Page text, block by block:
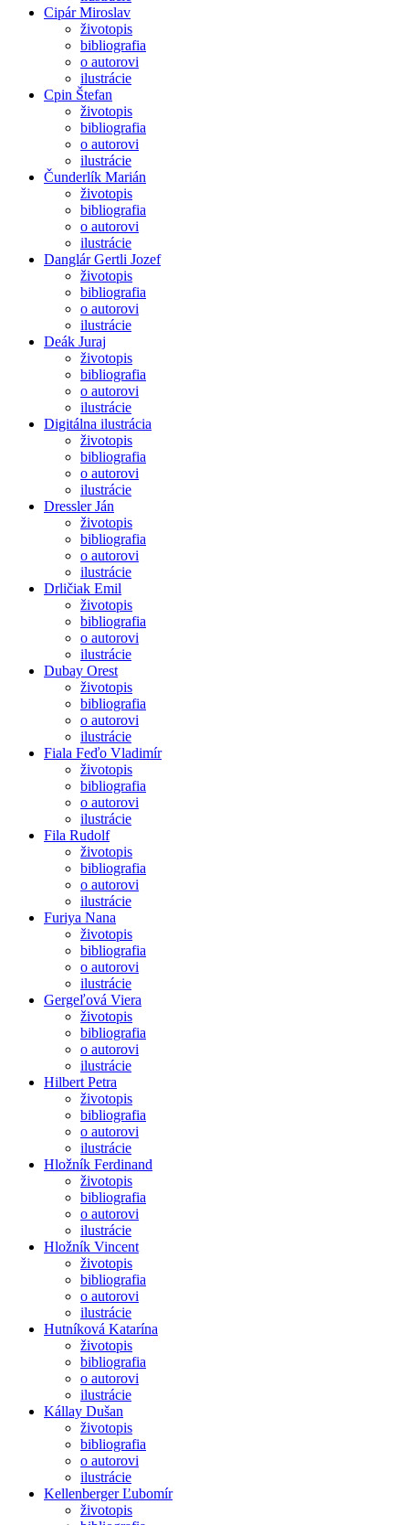
Cipár Miroslav
životopis
bibliografia
o autorovi
ilustrácie
Cpin Štefan
životopis
bibliografia
o autorovi
ilustrácie
Čunderlík Marián
životopis
bibliografia
o autorovi
ilustrácie
Danglár Gertli Jozef
životopis
bibliografia
o autorovi
ilustrácie
Deák Juraj
životopis
bibliografia
o autorovi
ilustrácie
Digitálna ilustrácia
životopis
bibliografia
o autorovi
ilustrácie
Dressler Ján
životopis
bibliografia
o autorovi
ilustrácie
Drličiak Emil
životopis
bibliografia
o autorovi
ilustrácie
Dubay Orest
životopis
bibliografia
o autorovi
ilustrácie
Fiala Feďo Vladimír
životopis
bibliografia
o autorovi
ilustrácie
Fila Rudolf
životopis
bibliografia
o autorovi
ilustrácie
Furiya Nana
životopis
bibliografia
o autorovi
ilustrácie
Gergeľová Viera
životopis
bibliografia
o autorovi
ilustrácie
Hilbert Petra
životopis
bibliografia
o autorovi
ilustrácie
Hložník Ferdinand
životopis
bibliografia
o autorovi
ilustrácie
Hložník Vincent
životopis
bibliografia
o autorovi
ilustrácie
Hutníková Katarína
životopis
bibliografia
o autorovi
ilustrácie
Kállay Dušan
životopis
bibliografia
o autorovi
ilustrácie
Kellenberger Ľubomír
životopis